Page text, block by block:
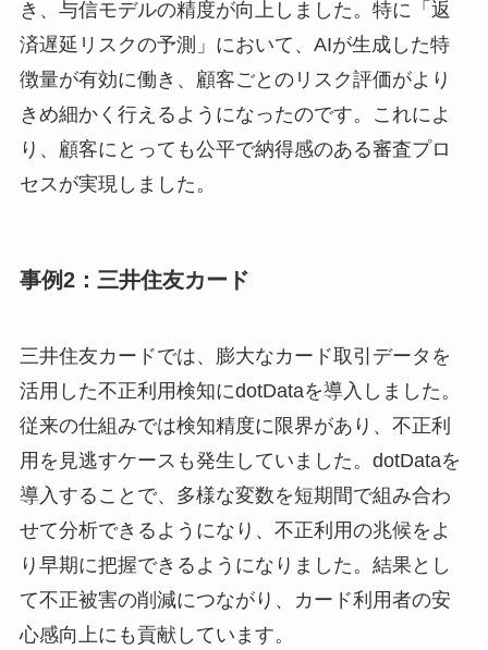
き、与信モデルの精度が向上しました。特に「返
済遅延リスクの予測」において、AIが生成した特
徴量が有効に働き、顧客ごとのリスク評価がより
きめ細かく行えるようになったのです。これによ
り、顧客にとっても公平で納得感のある審査プロ
セスが実現しました。
事例2：三井住友カード
三井住友カードでは、膨大なカード取引データを
活用した不正利用検知にdotDataを導入しました。
従来の仕組みでは検知精度に限界があり、不正利
用を見逃すケースも発生していました。dotDataを
導入することで、多様な変数を短期間で組み合わ
せて分析できるようになり、不正利用の兆候をよ
り早期に把握できるようになりました。結果とし
て不正被害の削減につながり、カード利用者の安
心感向上にも貢献しています。